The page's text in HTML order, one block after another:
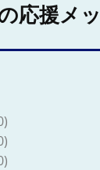
応援メ